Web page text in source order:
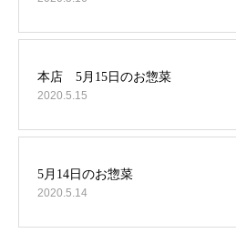
2020.5.15
2020.5.14